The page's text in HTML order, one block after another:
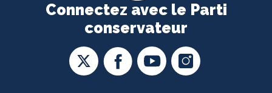
Connectez avec le Parti
conservateur